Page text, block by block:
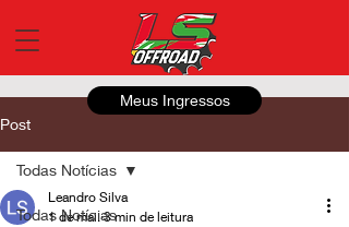
Meus Ingressos
Post
Todas Notícias
Todas Notícias
Leandro Silva
1 de mai. 3 min de leitura